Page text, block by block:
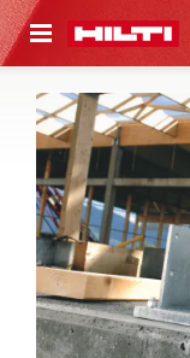
内容を表示